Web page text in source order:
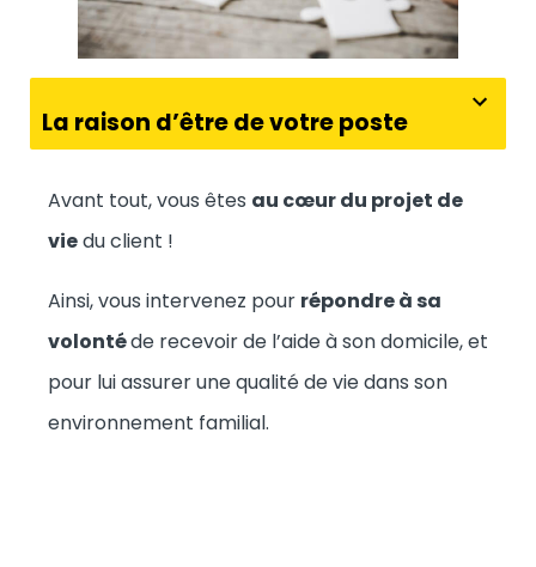
La raison d’être de votre poste
Avant tout, vous êtes au cœur du projet de
viedu client !
Ainsi, vous intervenez pour répondre à sa
volontéde recevoir de l’aide à son domicile, et
pour lui assurer une qualité de vie dans son
environnement familial.